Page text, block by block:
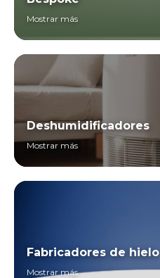
Mostrar más
Deshumidificadores
Mostrar más
Fabricadores de hielo
Mostrar más